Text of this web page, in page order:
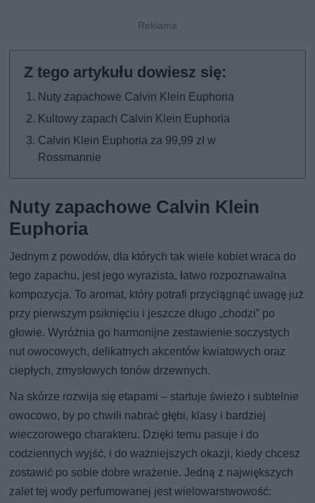
Nuty zapachowe Calvin Klein Euphoria
Kultowy zapach Calvin Klein Euphoria
Calvin Klein Euphoria za 99,99 zł w
Rossmannie
Nuty zapachowe Calvin Klein
Euphoria
Jednym z powodów, dla których tak wiele kobiet wraca do
tego zapachu, jest jego wyrazista, łatwo rozpoznawalna
kompozycja. To aromat, który potrafi przyciągnąć uwagę już
przy pierwszym psiknięciu i jeszcze długo „chodzi” po
głowie. Wyróżnia go harmonijne zestawienie soczystych
nut owocowych, delikatnych akcentów kwiatowych oraz
ciepłych, zmysłowych tonów drzewnych.
Na skórze rozwija się etapami – startuje świeżo i subtelnie
owocowo, by po chwili nabrać głębi, klasy i bardziej
wieczorowego charakteru. Dzięki temu pasuje i do
codziennych wyjść, i do ważniejszych okazji, kiedy chcesz
zostawić po sobie dobre wrażenie. Jedną z największych
zalet tej wody perfumowanej jest wielowarstwowość: